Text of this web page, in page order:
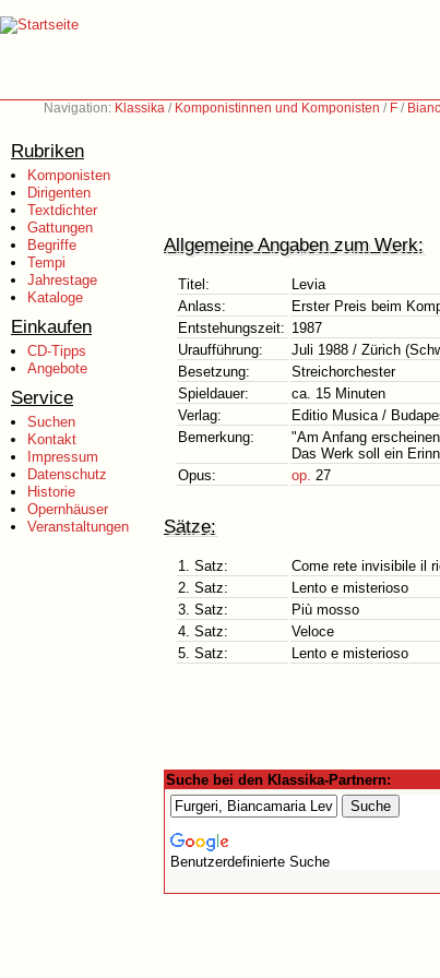
Navigation: Klassika / Komponistinnen und Komponisten / F /
Rubriken
Komponisten
Dirigenten
Textdichter
Gattungen
Begriffe
Tempi
Jahrestage
Kataloge
Einkaufen
CD-Tipps
Angebote
Service
Suchen
Kontakt
Impressum
Datenschutz
Historie
Opernhäuser
Veranstaltungen
Allgemeine Angaben zum Werk:
Titel:
Levia
Anlass:
Erster Preis beim
Entstehungszeit: 1987
Uraufführung:
Juli 1988 / Zürich
Besetzung:
Streichorchester
Spieldauer:
ca. 15 Minuten
Verlag:
Editio Musica /
Bemerkung:
"Am Anfang
Das Werk soll ein
Opus:
op. 27
Sätze:
1. Satz:
Come rete invisibile il
2. Satz:
Lento e misterioso
3. Satz:
Più mosso
4. Satz:
Veloce
5. Satz:
Lento e misterioso
Suche bei den Klassika-Partnern:
Benutzerdefinierte Suche